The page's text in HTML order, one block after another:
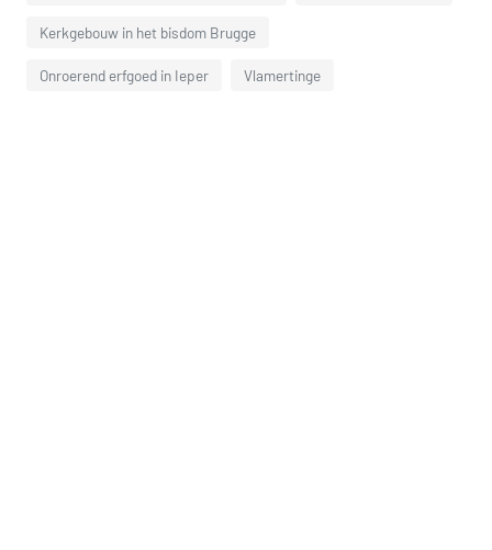
Kerkgebouw in het bisdom Brugge
Onroerend erfgoed in Ieper Vlamertinge